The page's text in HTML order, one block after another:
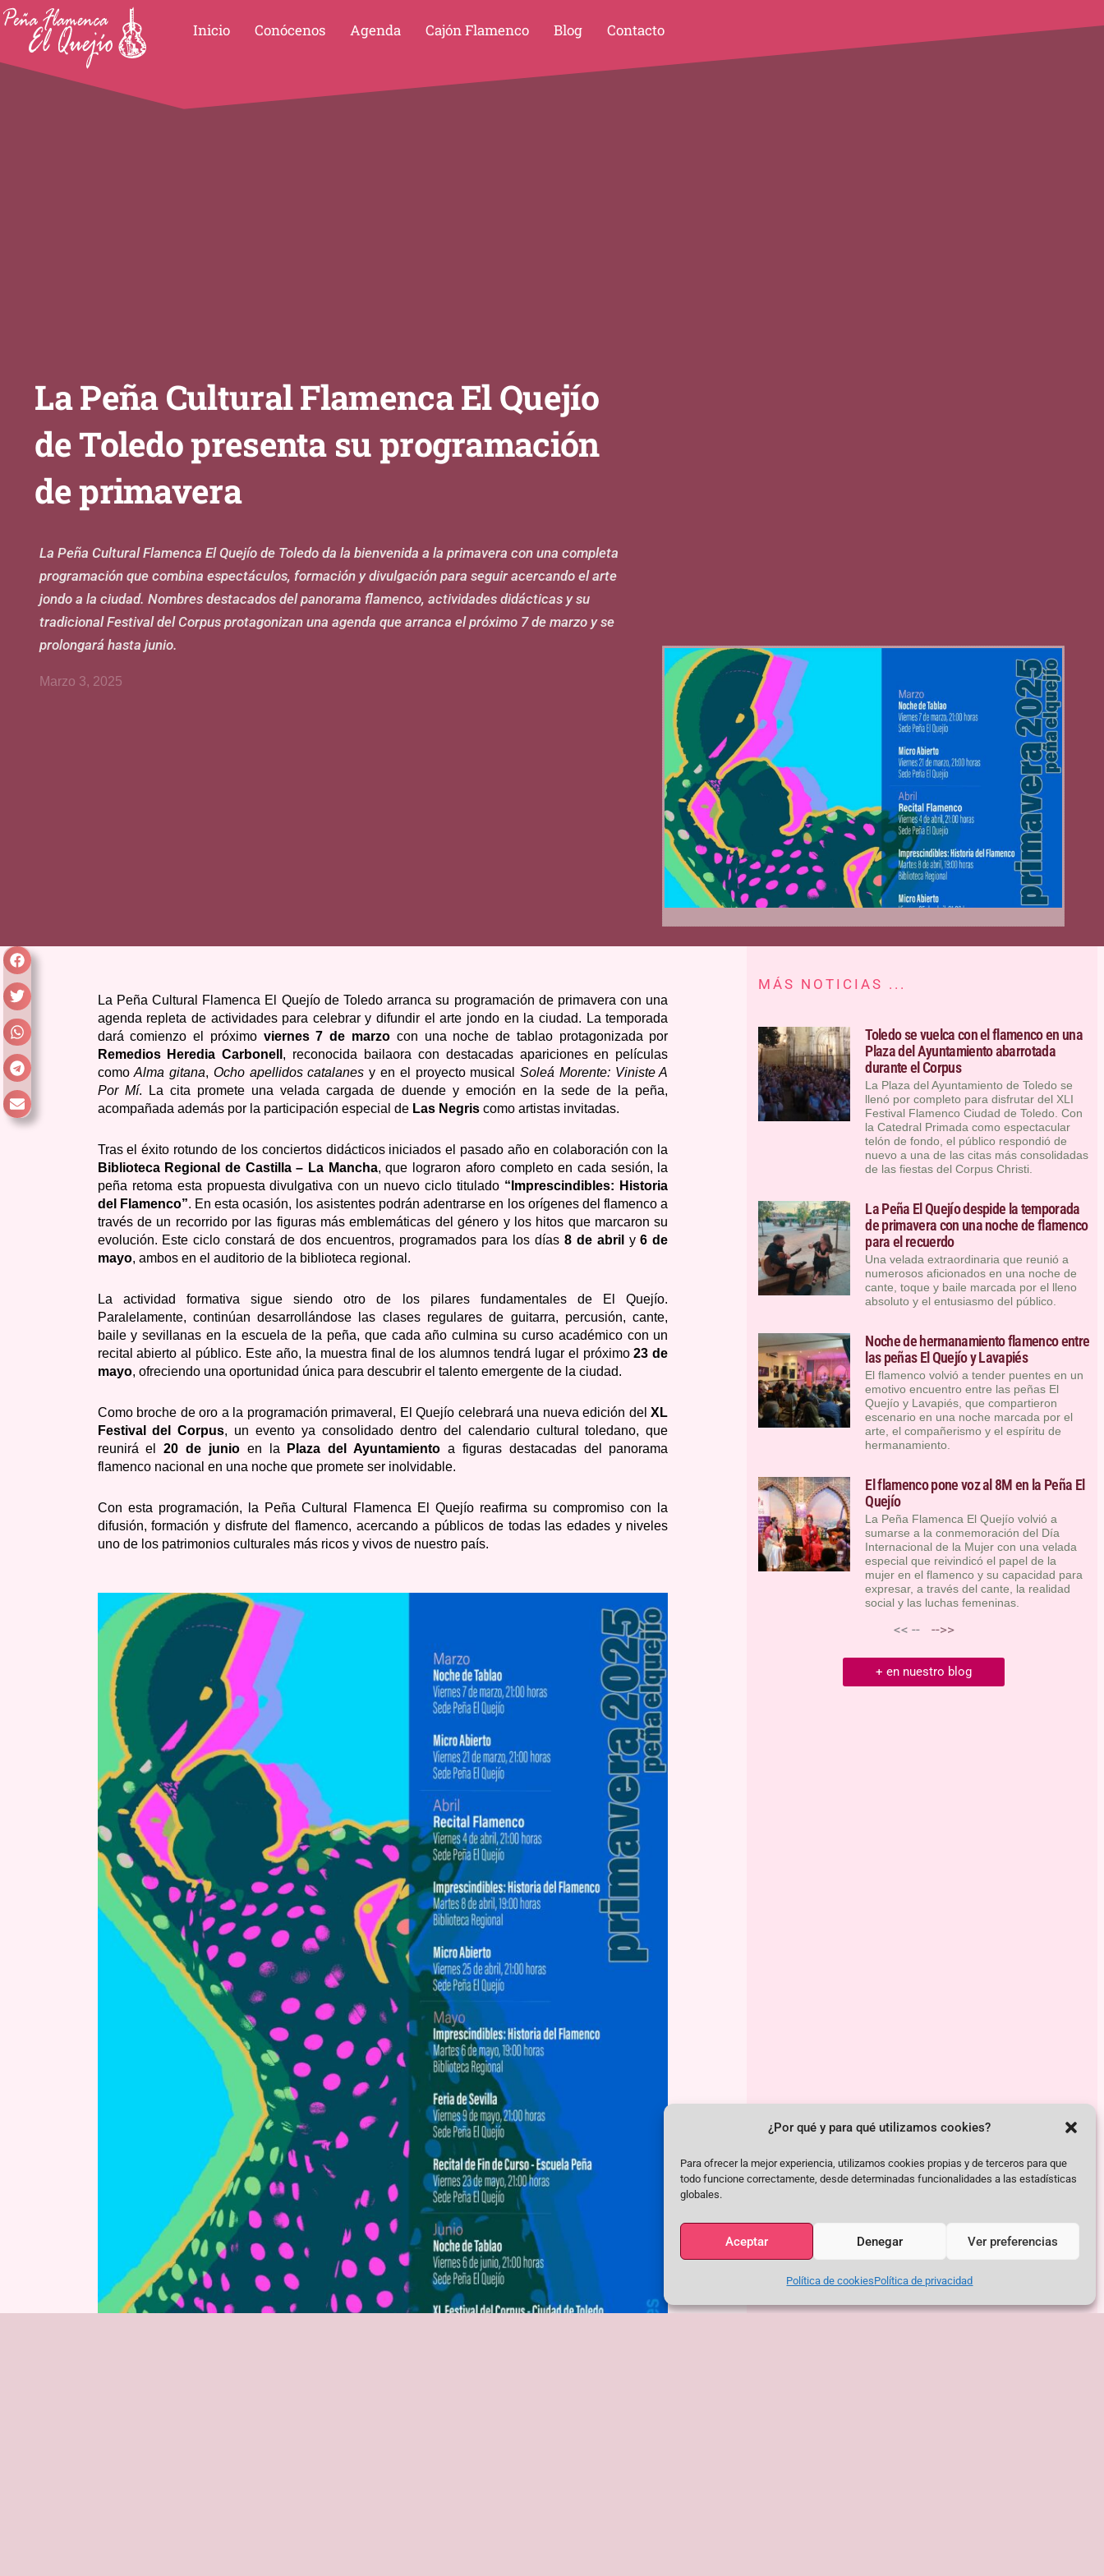
¿Por qué y para qué utilizamos cookies?
Para ofrecer la mejor experiencia, utilizamos cookies propias y de terceros para que
todo funcione correctamente, desde determinadas funcionalidades a las estadísticas
globales.
Aceptar Denegar Ver preferencias
Política de cookiesPolítica de privacidad
Ir
contenido
Inicio Conócenos Agenda Cajón Flamenco Blog Contacto
La Peña Cultural Flamenca El Quejío
de Toledo presenta su programación
de primavera
La Peña Cultural Flamenca El Quejío de Toledo da la bienvenida a la primavera con una completa
programación que combina espectáculos, formación y divulgación para seguir acercando el arte
jondo a la ciudad. Nombres destacados del panorama flamenco, actividades didácticas y su
tradicional Festival del Corpus protagonizan una agenda que arranca el próximo 7 de marzo y se
prolongará hasta junio.
Marzo 3, 2025
La Peña Cultural Flamenca El Quejío de Toledo arranca su programación de primavera con una
agenda repleta de actividades para celebrar y difundir el arte jondo en la ciudad. La temporada
dará comienzo el próximo viernes 7 de marzocon una noche de tablao protagonizada por
Remedios Heredia Carbonell , reconocida bailaora con destacadas apariciones en películas
comoAlma gitana, Ocho apellidos catalanes y en el proyecto musicalSoleá Morente: Viniste A
Por Mí. La cita promete una velada cargada de duende y emoción en la sede de la peña,
acompañada además por la participación especial de Las Negriscomo artistas invitadas.
Tras el éxito rotundo de los conciertos didácticos iniciados el pasado año en colaboración con la
Biblioteca Regional de Castilla – La Mancha, que lograron aforo completo en cada sesión, la
peña retoma esta propuesta divulgativa con un nuevo ciclo titulado “Imprescindibles: Historia
del Flamenco”. En esta ocasión, los asistentes podrán adentrarse en los orígenes del flamenco a
través de un recorrido por las figuras más emblemáticas del género y los hitos que marcaron su
evolución. Este ciclo constará de dos encuentros, programados para los días 8 de abril y6 de
mayo, ambos en el auditorio de la biblioteca regional.
La actividad formativa sigue siendo otro de los pilares fundamentales de El Quejío.
Paralelamente, continúan desarrollándose las clases regulares de guitarra, percusión, cante,
baile y sevillanas en la escuela de la peña, que cada año culmina su curso académico con un
recital abierto al público. Este año, la muestra final de los alumnos tendrá lugar el próximo23 de
mayo, ofreciendo una oportunidad única para descubrir el talento emergente de la ciudad.
Como broche de oro a la programación primaveral, El Quejío celebrará una nueva edición delXL
Festival del Corpus, un evento ya consolidado dentro del calendario cultural toledano, que
reunirá el20 de junioen la Plaza del Ayuntamiento a figuras destacadas del panorama
flamenco nacional en una noche que promete ser inolvidable.
Con esta programación, la Peña Cultural Flamenca El Quejío reafirma su compromiso con la
difusión, formación y disfrute del flamenco, acercando a públicos de todas las edades y niveles
uno de los patrimonios culturales más ricos y vivos de nuestro país.
MÁS NOTICIAS ...
Toledo se vuelca con el flamenco en una
Plaza del Ayuntamiento abarrotada
durante el Corpus
La Plaza del Ayuntamiento de Toledo se
llenó por completo para disfrutar del XLI
Festival Flamenco Ciudad de Toledo. Con
la Catedral Primada como espectacular
telón de fondo, el público respondió de
nuevo a una de las citas más consolidadas
de las fiestas del Corpus Christi.
La Peña El Quejío despide la temporada
de primavera con una noche de flamenco
para el recuerdo
Una velada extraordinaria que reunió a
numerosos aficionados en una noche de
cante, toque y baile marcada por el lleno
absoluto y el entusiasmo del público.
Noche de hermanamiento flamenco entre
las peñas El Quejío y Lavapiés
El flamenco volvió a tender puentes en un
emotivo encuentro entre las peñas El
Quejío y Lavapiés, que compartieron
escenario en una noche marcada por el
arte, el compañerismo y el espíritu de
hermanamiento.
El flamenco pone voz al 8M en la Peña El
Quejío
La Peña Flamenca El Quejío volvió a
sumarse a la conmemoración del Día
Internacional de la Mujer con una velada
especial que reivindicó el papel de la
mujer en el flamenco y su capacidad para
expresar, a través del cante, la realidad
social y las luchas femeninas.
<< -- -->>
+ en nuestro blog